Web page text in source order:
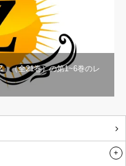
』（全21巻）の第1~6巻のレ